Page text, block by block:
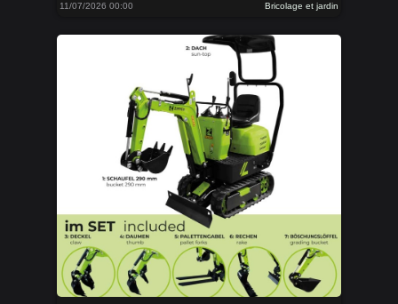
11/07/2026 00:00 Bricolage et jardin